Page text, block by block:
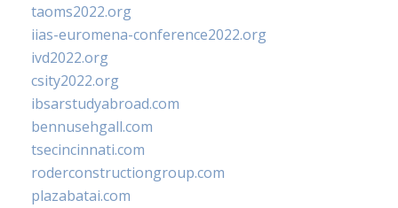
taoms2022.org
iias-euromena-conference2022.org
ivd2022.org
csity2022.org
ibsarstudyabroad.com
bennusehgall.com
tsecincinnati.com
roderconstructiongroup.com
plazabatai.com